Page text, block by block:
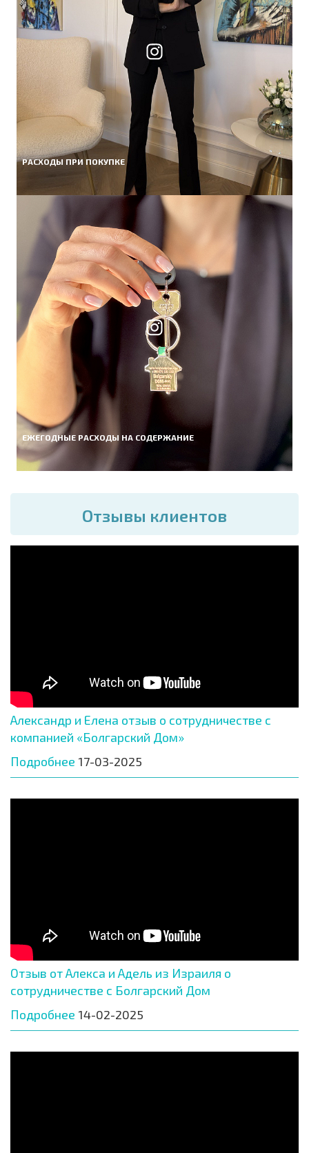
РАСХОДЫ ПРИ ПОКУПКЕ
ЕЖЕГОДНЫЕ РАСХОДЫ НА СОДЕРЖАНИЕ
Отзывы клиентов
Александр и Елена отзыв о сотрудничестве с
компанией «Болгарский Дом»
Подробнее 17-03-2025
Отзыв от Алекса и Адель из Израиля о
сотрудничестве с Болгарский Дом
Подробнее 14-02-2025